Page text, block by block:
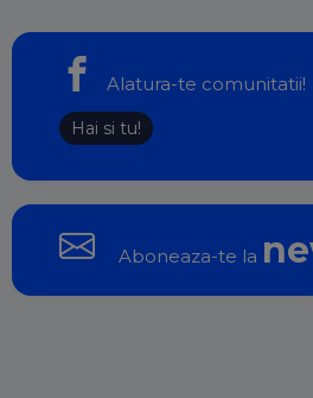
Alatura-te comunitatii!
Hai si tu!
Aboneaza-te la